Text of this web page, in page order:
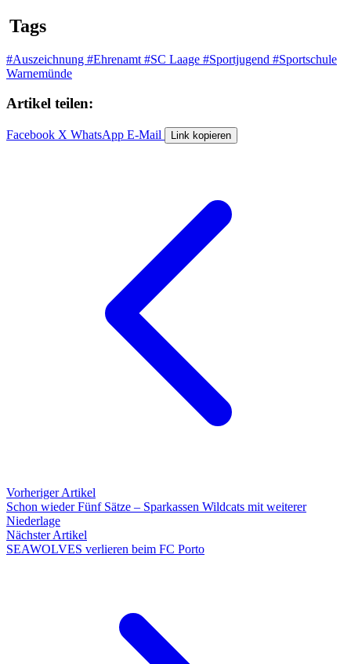
Tags
#Auszeichnung #Ehrenamt #SC Laage #Sportjugend #Sportschule
Warnemünde
Artikel teilen:
Facebook X WhatsApp E-Mail Link kopieren
Vorheriger Artikel
Schon wieder Fünf Sätze – Sparkassen Wildcats mit weiterer
Niederlage
Nächster Artikel
SEAWOLVES verlieren beim FC Porto